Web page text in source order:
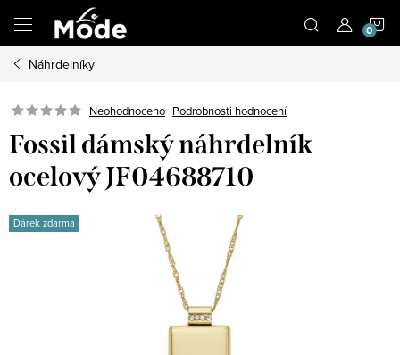
obsah
Náhrdelníky
Neohodnoceno Podrobnosti hodnocení
Fossil dámský náhrdelník
ocelový JF04688710
Dárek zdarma